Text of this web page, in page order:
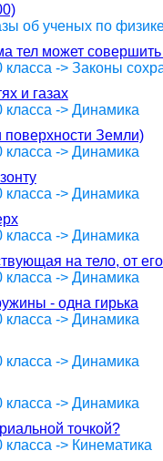
об ученых по
тел может
-> Законы
и газах
-> Динамика
Земли)
-> Динамика
-> Динамика
-> Динамика
на тело, от
-> Динамика
- одна гирька
-> Динамика
-> Динамика
-> Динамика
точкой?
-> Кинематика